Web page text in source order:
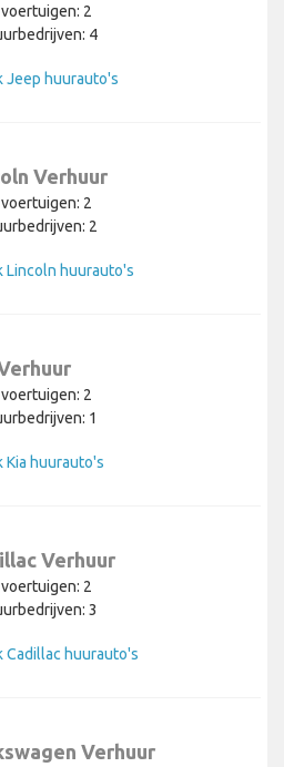
2
4
Jeep huurauto's
Verhuur
2
2
Lincoln huurauto's
2
1
Kia huurauto's
Verhuur
2
3
Cadillac huurauto's
Verhuur